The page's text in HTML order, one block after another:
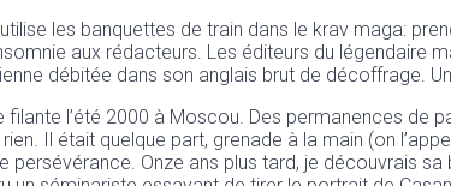
les banquettes de train dans le krav maga:
aux rédacteurs. Les éditeurs du légendaire
débitée dans son anglais brut de décoffrage.
l’été 2000 à Moscou. Des permanences de
Il était quelque part, grenade à la main (on
persévérance. Onze ans plus tard, je découvrais